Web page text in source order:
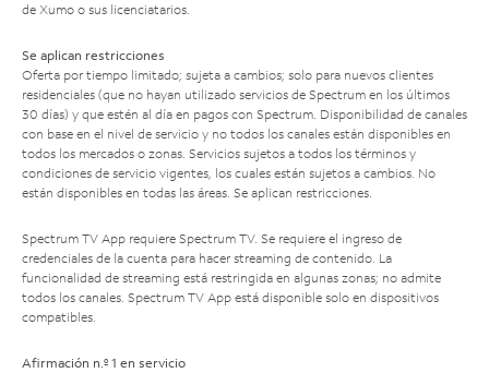
de Xumo o sus licenciatarios.
Se aplican restricciones
Oferta por tiempo limitado; sujeta a cambios; solo para nuevos clientes
residenciales (que no hayan utilizado servicios de Spectrum en los últimos
30 días) y que estén al día en pagos con Spectrum. Disponibilidad de canales
con base en el nivel de servicio y no todos los canales están disponibles en
todos los mercados o zonas. Servicios sujetos a todos los términos y
condiciones de servicio vigentes, los cuales están sujetos a cambios. No
están disponibles en todas las áreas. Se aplican restricciones.
Spectrum TV App requiere Spectrum TV. Se requiere el ingreso de
credenciales de la cuenta para hacer streaming de contenido. La
funcionalidad de streaming está restringida en algunas zonas; no admite
todos los canales. Spectrum TV App está disponible solo en dispositivos
compatibles.
Afirmación n.º 1 en servicio